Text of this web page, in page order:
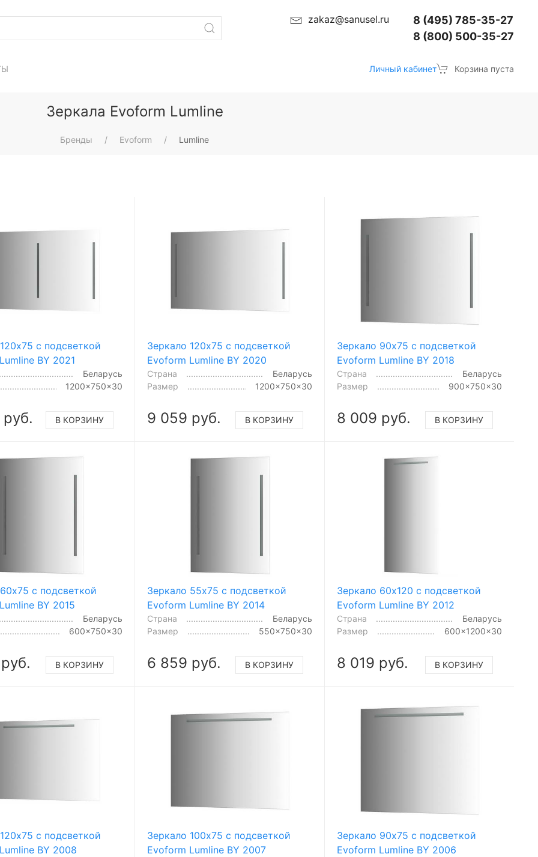
zakaz@sanusel.ru
8 (495) 785-35-27
8 (800) 500-35-27
Личный кабинет Корзина пуста
Зеркала Evoform Lumline
Бренды Evoform Lumline
с подсветкой
BY 2021
Беларусь
1200x750x30
руб. В КОРЗИНУ
Зеркало 120x75 с подсветкой
Evoform Lumline BY 2020
Страна
Беларусь
Размер
1200x750x30
9 059 руб. В КОРЗИНУ
Зеркало 90x75 с подсветкой
Evoform Lumline BY 2018
Страна
Беларусь
Размер
900x750x30
8 009 руб. В КОРЗИНУ
с подсветкой
BY 2015
Беларусь
600x750x30
В КОРЗИНУ
Зеркало 55x75 с подсветкой
Evoform Lumline BY 2014
Страна
Беларусь
Размер
550x750x30
6 859 руб. В КОРЗИНУ
Зеркало 60x120 с подсветкой
Evoform Lumline BY 2012
Страна
Беларусь
Размер
600x1200x30
8 019 руб. В КОРЗИНУ
с подсветкой
BY 2008
Зеркало 100x75 с подсветкой
Evoform Lumline BY 2007
Зеркало 90x75 с подсветкой
Evoform Lumline BY 2006